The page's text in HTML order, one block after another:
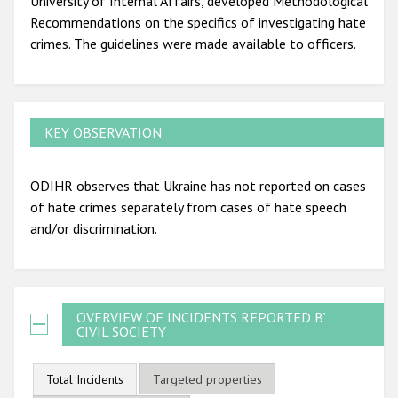
Recommendations on the specifics of investigating hate
crimes. The guidelines were made available to officers.
KEY OBSERVATION
ODIHR observes that Ukraine has not reported on cases
of hate crimes separately from cases of hate speech
and/or discrimination.
OVERVIEW OF INCIDENTS REPORTED BY
CIVIL SOCIETY
Total Incidents
Targeted properties